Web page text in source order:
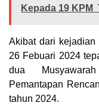
Kepada 19 KPM
Akibat dari kejadian
26 Febuari 2024
dua
Pemantapan
tahun 2024.